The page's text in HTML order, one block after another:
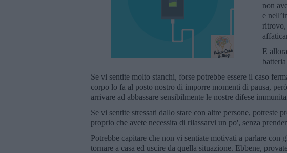
non
e
ritrovo,
E
Se vi sentite molto stanchi, forse potrebbe essere il caso
corpo lo fa al posto nostro di imporre momenti di pausa,
arrivare ad abbassare sensibilmente le nostre difese
Se vi sentite stressati dallo stare con altre persone, potreste
proprio che avete necessita di rilassarvi un po', senza
Potrebbe capitare che non vi sentiate motivati a parlare con
tornare a casa ed uscire da quella situazione. Ebbene,